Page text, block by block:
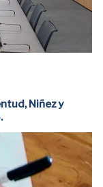
Niñez y